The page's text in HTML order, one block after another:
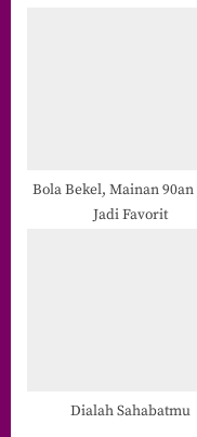
Bola Bekel, Mainan 90an
Jadi Favorit
Dialah Sahabatmu